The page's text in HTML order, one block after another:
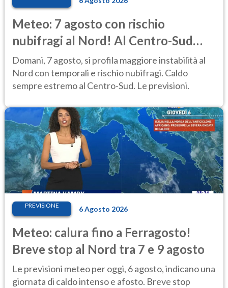
Meteo: 7 agosto con rischio
nubifragi al Nord! Al Centro-Sud
caldo estremo
Domani, 7 agosto, si profila maggiore instabilità al
Nord con temporali e rischio nubifragi. Caldo
sempre estremo al Centro-Sud. Le previsioni.
PREVISIONE 6 Agosto 2026
Meteo: calura fino a Ferragosto!
Breve stop al Nord tra 7 e 9 agosto
Le previsioni meteo per oggi, 6 agosto, indicano una
giornata di caldo intenso e afosto. Breve stop